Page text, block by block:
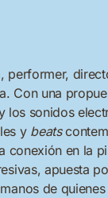
performer,
Con una
los sonidos
y beats
en la
apuesta
de